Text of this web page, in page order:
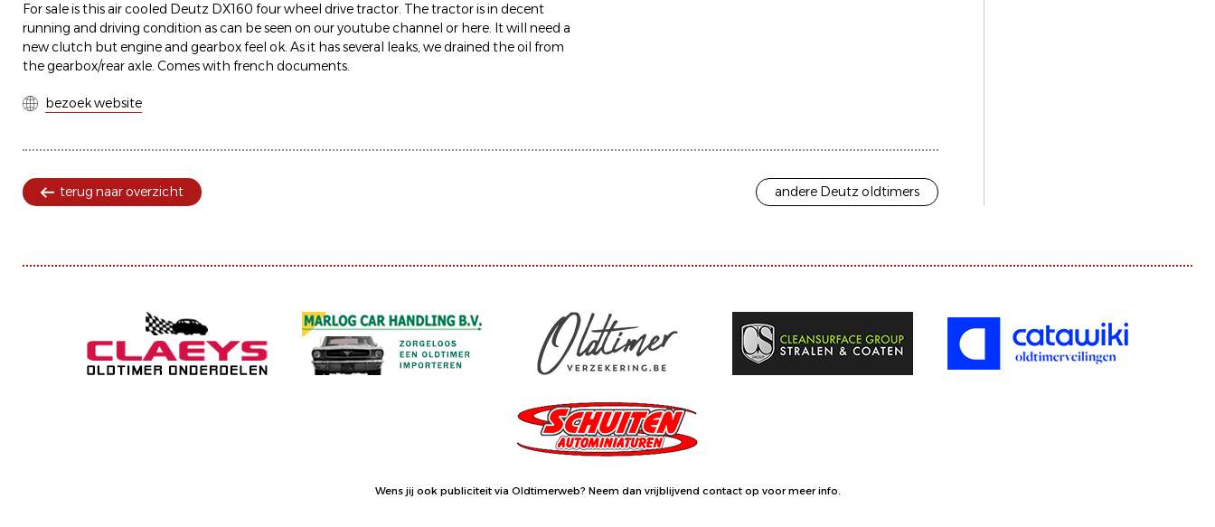
For sale is this air cooled Deutz DX160 four wheel drive tractor. The tractor is in decent
running and driving condition as can be seen on our youtube channel or here. It will need a
new clutch but engine and gearbox feel ok. As it has several leaks, we drained the oil from
the gearbox/rear axle. Comes with french documents.
bezoek website
terug naar overzicht andere Deutz oldtimers
Wens jij ook publiciteit via Oldtimerweb? Neem dan vrijblijvend contact op voor meer info.